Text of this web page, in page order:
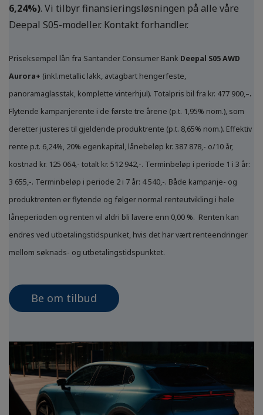
6,24%). Vi tilbyr finansieringsløsningen på alle våre
Deepal S05-modeller. Kontakt forhandler.
Priseksempel lån fra Santander Consumer Bank Deepal S05 AWD
Aurora+ (inkl.metallic lakk, avtagbart hengerfeste,
panoramaglasstak, komplette vinterhjul). Totalpris bil fra kr. 477 900,–.
Flytende kampanjerente i de første tre årene (p.t. 1,95% nom.), som
deretter justeres til gjeldende produktrente (p.t. 8,65% nom.). Effektiv
rente p.t. 6,24%, 20% egenkapital, lånebeløp kr. 387 878,- o/10 år,
kostnad kr. 125 064,- totalt kr. 512 942,-. Terminbeløp i periode 1 i 3 år:
3 655,-. Terminbeløp i periode 2 i 7 år: 4 540,-. Både kampanje- og
produktrenten er flytende og følger normal renteutvikling i hele
låneperioden og renten vil aldri bli lavere enn 0,00 %. Renten kan
endres ved utbetalingstidspunket, hvis det har vært renteendringer
mellom søknads- og utbetalingstidspunktet.
Be om tilbud